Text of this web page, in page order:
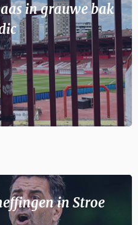
in grauwe bak
in Stroe